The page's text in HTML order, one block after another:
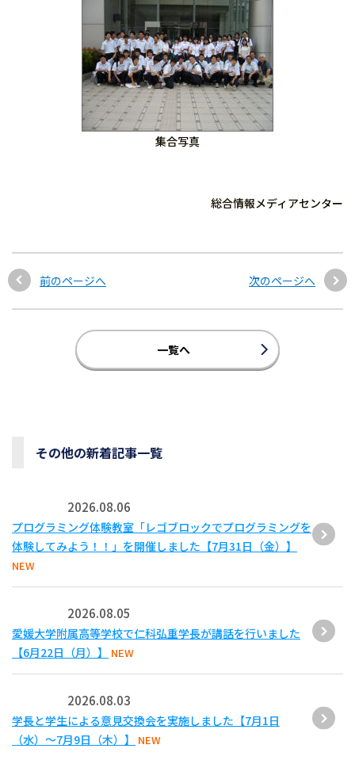
集合写真
総合情報メディアセンター
前のページへ 次のページへ
一覧へ
その他の新着記事一覧
2026.08.06
プログラミング体験教室「レゴブロックでプログラミングを
体験してみよう！！」を開催しました【7月31日（金）】
NEW
2026.08.05
愛媛大学附属高等学校で仁科弘重学長が講話を行いました
【6月22日（月）】
NEW
2026.08.03
学長と学生による意見交換会を実施しました【7月1日
（水）～7月9日（木）】
NEW